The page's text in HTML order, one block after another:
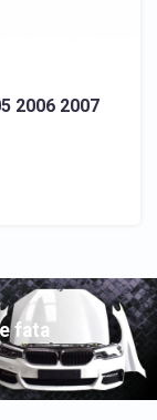
2006 2007
fata